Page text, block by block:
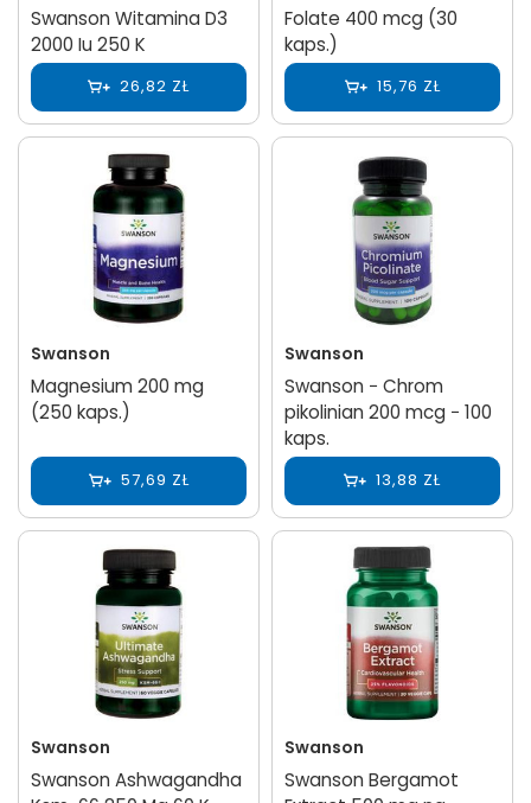
Swanson Witamina D3
2000 Iu 250 K
26,82 ZŁ
Folate 400 mcg (30
kaps.)
15,76 ZŁ
Swanson
Magnesium 200 mg
(250 kaps.)
57,69 ZŁ
Swanson
Swanson − Chrom
pikolinian 200 mcg − 100
kaps.
13,88 ZŁ
Swanson
Swanson Ashwagandha
Swanson
Swanson Bergamot